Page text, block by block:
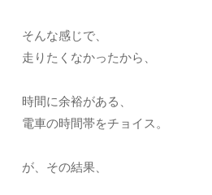
そんな感じで、
走りたくなかったから、
時間に余裕がある、
電車の時間帯をチョイス。
が、その結果、